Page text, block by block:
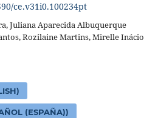
ce.v31i0.100234pt
Juliana Aparecida Albuquerque
Rozilaine Martins, Mirelle Inácio
(ESPAÑA))